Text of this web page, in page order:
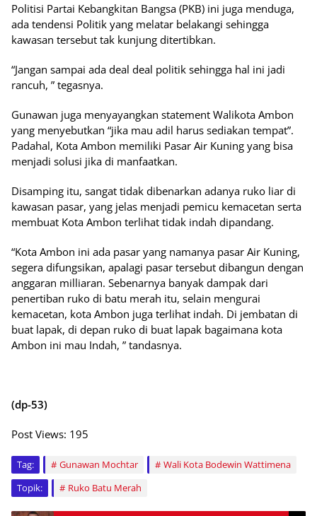
Politisi Partai Kebangkitan Bangsa (PKB) ini juga menduga,
ada tendensi Politik yang melatar belakangi sehingga
kawasan tersebut tak kunjung ditertibkan.
“Jangan sampai ada deal deal politik sehingga hal ini jadi
rancuh, ” tegasnya.
Gunawan juga menyayangkan statement Walikota Ambon
yang menyebutkan “jika mau adil harus sediakan tempat”.
Padahal, Kota Ambon memiliki Pasar Air Kuning yang bisa
menjadi solusi jika di manfaatkan.
Disamping itu, sangat tidak dibenarkan adanya ruko liar di
kawasan pasar, yang jelas menjadi pemicu kemacetan serta
membuat Kota Ambon terlihat tidak indah dipandang.
“Kota Ambon ini ada pasar yang namanya pasar Air Kuning,
segera difungsikan, apalagi pasar tersebut dibangun dengan
anggaran milliaran. Sebenarnya banyak dampak dari
penertiban ruko di batu merah itu, selain mengurai
kemacetan, kota Ambon juga terlihat indah. Di jembatan di
buat lapak, di depan ruko di buat lapak bagaimana kota
Ambon ini mau Indah, ” tandasnya.
(dp-53)
Post Views: 195
Tag: Gunawan Mochtar
Wali Kota Bodewin Wattimena
Topik:
Ruko Batu Merah